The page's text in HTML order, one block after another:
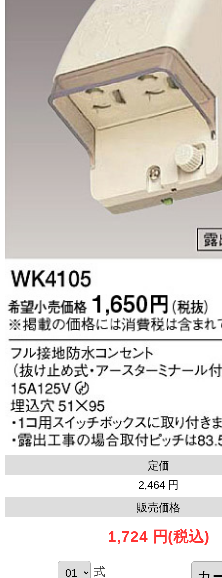
定価
2,464 円
販売価格
1,724 円 (税込)
式